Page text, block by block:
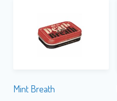
Mint Breath